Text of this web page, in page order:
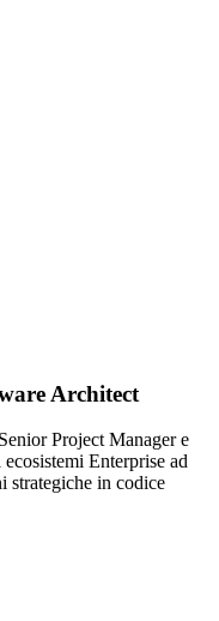
Architect
Project Manager e
Enterprise ad
strategiche in codice